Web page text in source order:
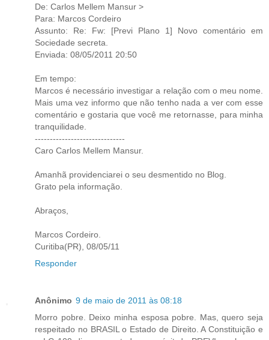
De: Carlos Mellem Mansur >
Para: Marcos Cordeiro
Assunto: Re: Fw: [Previ Plano 1] Novo comentário em
Sociedade secreta.
Enviada: 08/05/2011 20:50
Em tempo:
Marcos é necessário investigar a relação com o meu nome.
Mais uma vez informo que não tenho nada a ver com esse
comentário e gostaria que você me retornasse, para minha
tranquilidade.
------------------------------
Caro Carlos Mellem Mansur.
Amanhã providenciarei o seu desmentido no Blog.
Grato pela informação.
Abraços,
Marcos Cordeiro.
Curitiba(PR), 08/05/11
Responder
Anônimo 9 de maio de 2011 às 08:18
Morro pobre. Deixo minha esposa pobre. Mas, quero seja
respeitado no BRASIL o Estado de Direito. A Constituição e